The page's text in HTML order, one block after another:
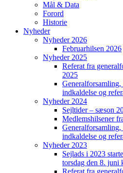
Mål & Data
Forord
Historie
Nyheder
Nyheder 2026
Februarhilsen 2026
Nyheder 2025
Referat fra
2025
indkaldelse og
Nyheder 2024
Sejltider – sæson
Medlemshilsener
indkaldelse og
Nyheder 2023
Sejlads i 2023
torsdag den 8. juni